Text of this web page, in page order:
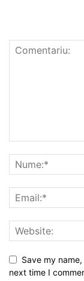
Save my
next time I